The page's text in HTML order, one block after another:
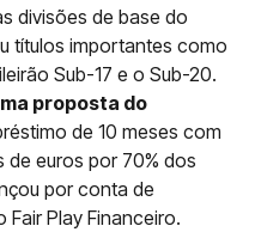
divisões de base do
títulos importantes como
Sub-17 e o Sub-20.
proposta do
de 10 meses com
euros por 70% dos
por conta de
Play Financeiro.